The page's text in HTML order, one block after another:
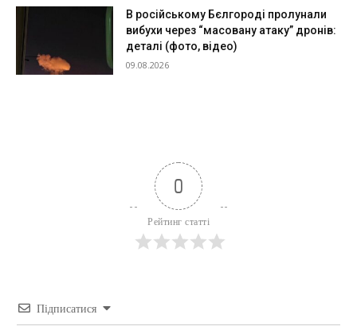
В російському Бєлгороді пролунали
вибухи через “масовану атаку” дронів:
деталі (фото, відео)
09.08.2026
0
Рейтинг статті
Підписатися